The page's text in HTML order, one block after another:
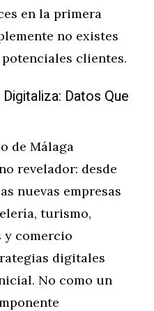
en la primera
no existes
clientes.
Datos Que
de Málaga
revelador: desde
nuevas empresas
turismo,
comercio
digitales
No como un